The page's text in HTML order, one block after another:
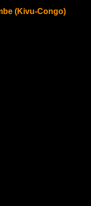
(Kivu-Congo)